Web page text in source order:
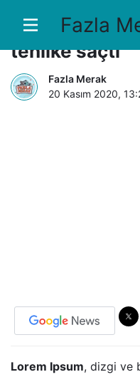
Fazla
Ters yönde
tehlike saçtı
Fazla Merak
20 Kasım 2020,
Lorem Ipsum, dizgi ve